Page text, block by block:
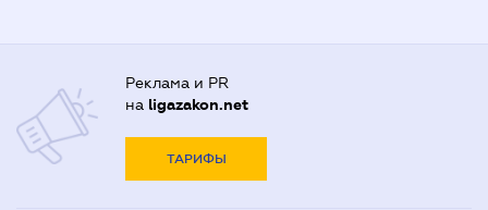
Реклама и PR
на ligazakon.net
ТАРИФЫ